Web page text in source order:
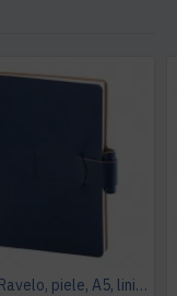
Notes Ravelo, piele, A5, liniat ivory, albastru